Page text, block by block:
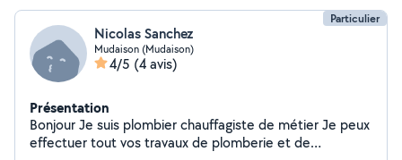
Particulier
Nicolas Sanchez
Mudaison (Mudaison)
4/5 (4 avis)
Présentation
Bonjour Je suis plombier chauffagiste de métier Je peux
effectuer tout vos travaux de plomberie et de